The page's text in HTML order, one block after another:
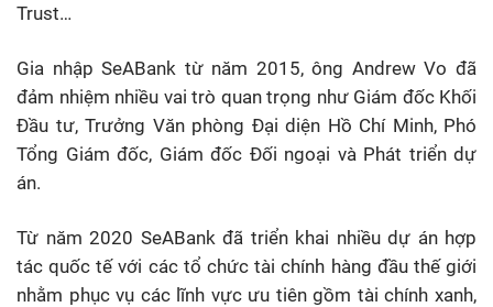
Trust…
Gia nhập SeABank từ năm 2015, ông Andrew Vo đã
đảm nhiệm nhiều vai trò quan trọng như Giám đốc Khối
Đầu tư, Trưởng Văn phòng Đại diện Hồ Chí Minh, Phó
Tổng Giám đốc, Giám đốc Đối ngoại và Phát triển dự
án.
Từ năm 2020 SeABank đã triển khai nhiều dự án hợp
tác quốc tế với các tổ chức tài chính hàng đầu thế giới
nhằm phục vụ các lĩnh vực ưu tiên gồm tài chính xanh,